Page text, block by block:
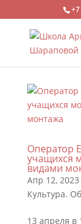
Оператор
учащихся
видами
Апр 12, 2023
Культура.
13 апреля